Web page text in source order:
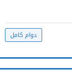
دوام كامل